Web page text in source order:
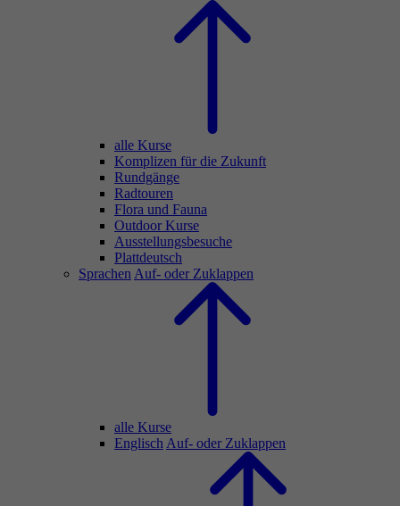
alle Kurse
Komplizen für die Zukunft
Rundgänge
Radtouren
Flora und Fauna
Outdoor Kurse
Ausstellungsbesuche
Plattdeutsch
Sprachen Auf- oder Zuklappen
alle Kurse
Englisch Auf- oder Zuklappen